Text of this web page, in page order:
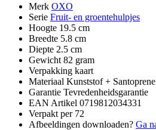
Merk OXO
Serie Fruit- en groentehulpjes
Hoogte 19.5 cm
Breedte 5.8 cm
Diepte 2.5 cm
Gewicht 82 gram
Verpakking kaart
Materiaal Kunststof +
Garantie Tevredenheidsgarantie
EAN Artikel 0719812034331
Verpakt per 72
Afbeeldingen downloaden? Ga